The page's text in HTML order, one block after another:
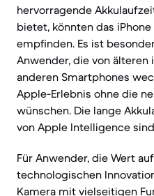
hervorragende
bietet, könnten das
empfinden. Es ist
Anwender, die von älteren
anderen Smartphones
Apple-Erlebnis ohne die
wünschen. Die lange
von Apple Intelligence
Für Anwender, die Wert
technologischen
Kamera mit vielseitigen